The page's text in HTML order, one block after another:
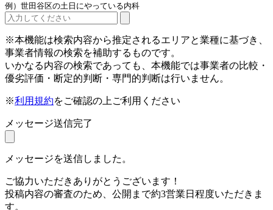
例）世田谷区の土日にやっている内科
※本機能は検索内容から推定されるエリアと業種に基づき、
事業者情報の検索を補助するものです。
いかなる内容の検索であっても、本機能では事業者の比較・
優劣評価・断定的判断・専門的判断は行いません。
※利用規約をご確認の上ご利用ください
メッセージ送信完了
メッセージを送信しました。
ご協力いただきありがとうございます！
投稿内容の審査のため、公開まで約3営業日程度いただきま
す。